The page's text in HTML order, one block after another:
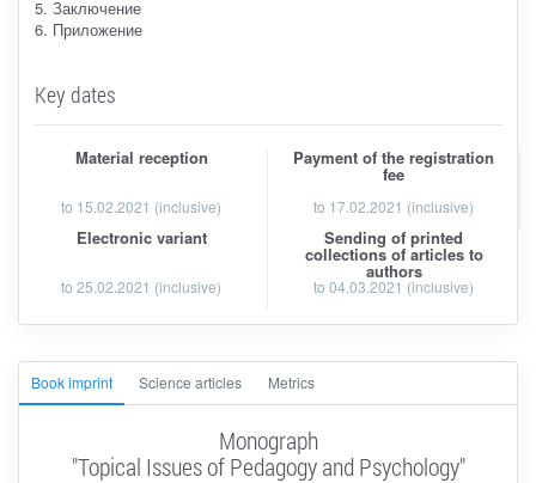
5. Заключение
6. Приложение
Key dates
Material reception
to 15.02.2021 (inclusive)
Payment of the registration
fee
to 17.02.2021 (inclusive)
Electronic variant
to 25.02.2021 (inclusive)
Sending of printed
collections of articles to
authors
to 04.03.2021 (inclusive)
Book imprint Science articles Metrics
Monograph
"Topical Issues of Pedagogy and Psychology"